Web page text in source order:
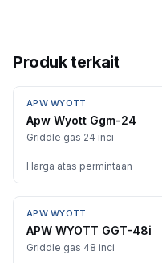
Produk terkait
APW WYOTT
Apw Wyott Ggm-24
Griddle gas 24 inci
Harga atas permintaan
APW WYOTT
APW WYOTT GGT-48i
Griddle gas 48 inci